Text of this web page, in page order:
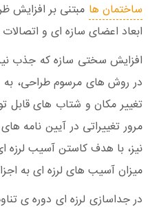
ساختمان ها مبتنی بر افزايش
ابعاد اعضای سازه ای و
افزايش سختی سازه كه جذب
در روش های مرسوم طراحی، به
تغيير مكان و شتاب های قابل
مرور تغييراتی در آيين نامه
نيز، با هدف كاستن آسيب لرزه
ميزان آسيب های لرزه ای به
در جداسازی لرزه ای دوره ی